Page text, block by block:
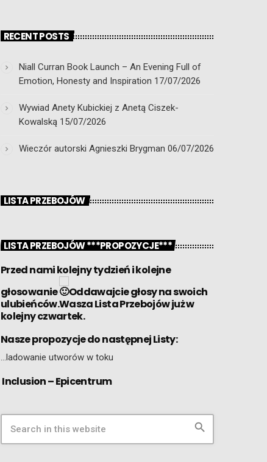
RECENT POSTS
Niall Curran Book Launch – An Evening Full of
Emotion, Honesty and Inspiration 17/07/2026
Wywiad Anety Kubickiej z Anetą Ciszek-
Kowalską 15/07/2026
Wieczór autorski Agnieszki Brygman 06/07/2026
LISTA PRZEBOJÓW
LISTA PRZEBOJÓW ***PROPOZYCJE***
Przed nami kolejny tydzień i kolejne
głosowanie
Oddawajcie głosy na swoich
ulubieńców.Wasza Lista Przebojów już w
kolejny czwartek.
Nasze propozycje do następnej Listy:
…ladowanie utworów w toku
Inclusion – Epicentrum
search